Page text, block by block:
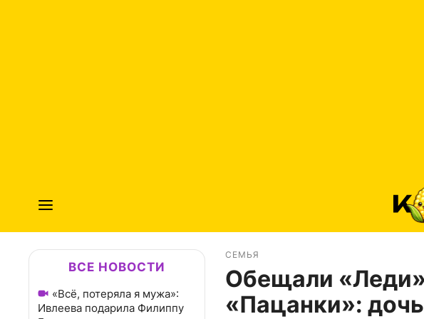
ВСЕ НОВОСТИ
«Всё, потеряла я мужа»:
Ивлеева подарила Филиппу
СЕМЬЯ
Обещали
«Пацанки»: